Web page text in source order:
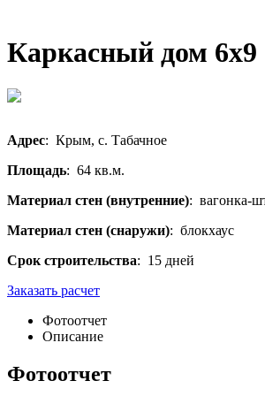
Каркасный дом
Адрес: Крым, с. Табачное
Площадь: 64 кв.м.
Материал стен (внутренние): вагонка-
Материал стен (снаружи): блокхаус
Срок строительства: 15 дней
Заказать расчет
Фотоотчет
Описание
Фотоотчет